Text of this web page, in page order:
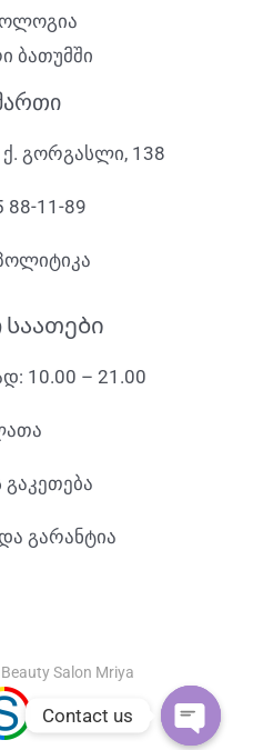
ბათუმში
ქ. გორგასლი, 138
88-11-89
საათები
10.00 – 21.00
გაკეთება
გარანტია
Salon Mriya
Contact us